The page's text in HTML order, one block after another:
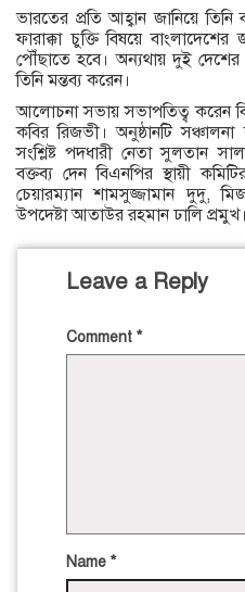
ভারতের প্রতি আহ্বান জানিয়ে
ফারাক্কা চুক্তি বিষয়ে
পৌঁছাতে হবে। অন্যথায় দুই দেশের
তিনি মন্তব্য করেন।
আলোচনা সভায় সভাপতিত্ব করেন
কবির রিজভী। অনুষ্ঠানটি
সংশ্লিষ্ট পদধারী নেতা সুলতান
বক্তব্য দেন বিএনপির স্থায়ী
চেয়ারম্যান শামসুজ্জামান দুদু,
উপদেষ্টা আতাউর রহমান ঢালি প্রমুখ।
Leave a Reply
Comment *
Name *